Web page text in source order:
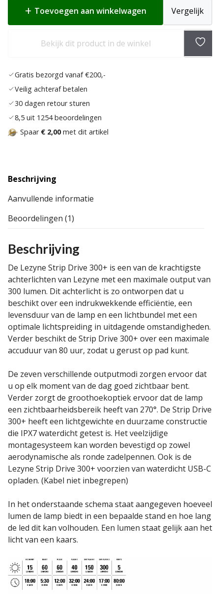
Toevoegen aan winkelwagen Vergelijk
Bekijk dit product in de winkel
Gratis bezorgd vanaf €200,-
Veilig achteraf betalen
30 dagen retour sturen
8,5 uit 1254 beoordelingen
Spaar € 2,00met dit artikel
Beschrijving
Aanvullende informatie
Beoordelingen (1)
Beschrijving
De Lezyne Strip Drive 300+ is een van de krachtigste
achterlichten van Lezyne met een maximale output van
300 lumen. Dit achterlicht is zo ontworpen dat u
beschikt over een indrukwekkende efficiëntie, een
levensduur van de lamp en een lichtbundel met een
optimale lichtspreiding in uitdagende omstandigheden.
Verder beschikt de Strip Drive 300+ over een maximale
accuduur van 80 uur, zodat u gerust op pad kunt.
De zeven verschillende outputmodi zorgen ervoor dat
u op elk moment van de dag goed zichtbaar bent.
Verder zorgt de groothoekoptiek ervoor dat de lamp
een zichtbaarheidsbereik heeft van 270°. De Strip Drive
300+ heeft een lichtgewichte en duurzame constructie
die IPX7 waterdicht getest is. Het veelzijdige
montagesysteem kan worden bevestigd op zowel
aerodynamische als ronde zadelpennen. Ook is de
Lezyne Strip Drive 300+ voorzien van waterdicht USB-C
opladen. (Kabel niet inbegrepen)
In het onderstaande schema staat aangegeven hoeveel
lumen de lamp biedt in een bepaalde stand en hoe lang
de led dit kan volhouden. Een lumen staat gelijk aan het
licht van een kaars.